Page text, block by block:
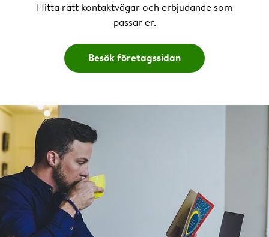
Hitta rätt kontaktvägar och erbjudande som
passar er.
Besök företagssidan